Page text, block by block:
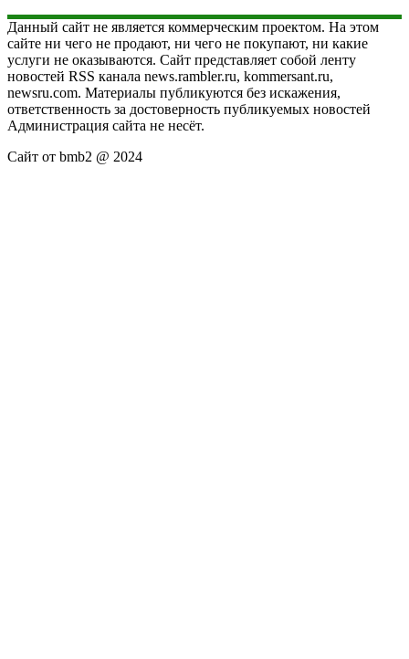
Данный сайт не является коммерческим проектом. На этом
сайте ни чего не продают, ни чего не покупают, ни какие
услуги не оказываются. Сайт представляет собой ленту
новостей RSS канала news.rambler.ru, kommersant.ru,
newsru.com. Материалы публикуются без искажения,
ответственность за достоверность публикуемых новостей
Администрация сайта не несёт.
Сайт от bmb2 @ 2024